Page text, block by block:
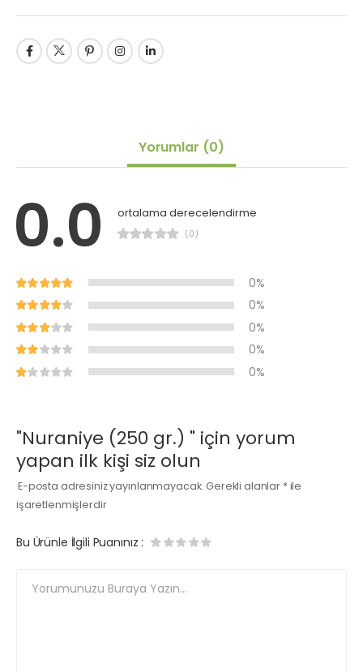
Yorumlar (0)
0.0 ortalama derecelendirme
(0)
0%
0%
0%
0%
0%
"Nuraniye (250 gr.) " için yorum
yapan ilk kişi siz olun
E-posta adresiniz yayınlanmayacak. Gerekli alanlar * ile
işaretlenmişlerdir
Bu Ürünle İlgili Puanınız :